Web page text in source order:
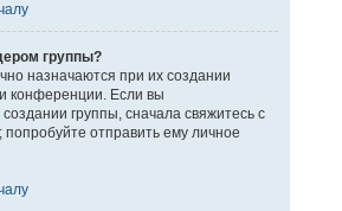
группы?
назначаются при их создании
конференции. Если вы
группы, сначала свяжитесь с
отправить ему личное